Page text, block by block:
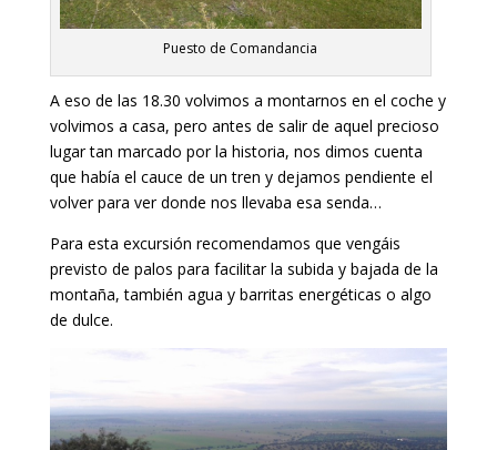
Puesto de Comandancia
A eso de las 18.30 volvimos a montarnos en el coche y
volvimos a casa, pero antes de salir de aquel precioso
lugar tan marcado por la historia, nos dimos cuenta
que había el cauce de un tren y dejamos pendiente el
volver para ver donde nos llevaba esa senda…
Para esta excursión recomendamos que vengáis
previsto de palos para facilitar la subida y bajada de la
montaña, también agua y barritas energéticas o algo
de dulce.